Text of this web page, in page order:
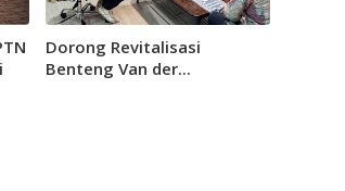
Dorong Revitalisasi
Benteng Van der...